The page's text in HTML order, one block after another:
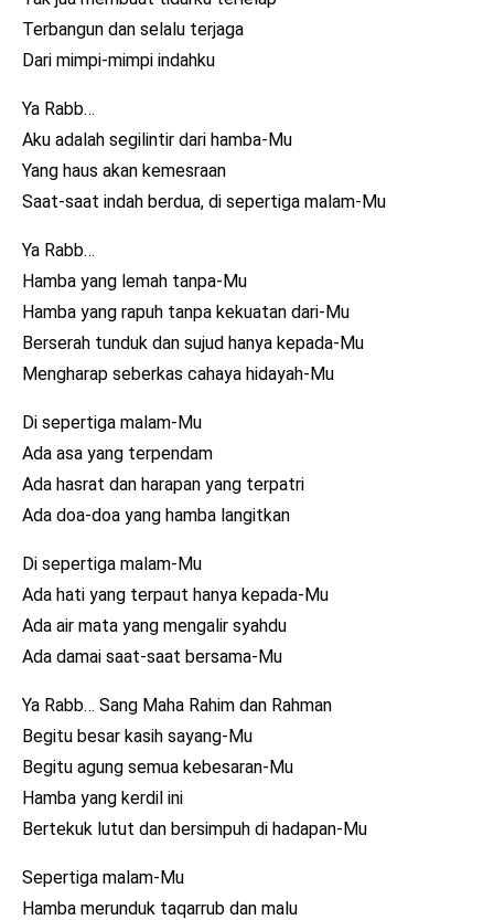
Terbangun dan selalu terjaga
Dari mimpi-mimpi indahku
Ya Rabb…
Aku adalah segilintir dari hamba-Mu
Yang haus akan kemesraan
Saat-saat indah berdua, di sepertiga malam-Mu
Ya Rabb…
Hamba yang lemah tanpa-Mu
Hamba yang rapuh tanpa kekuatan dari-Mu
Berserah tunduk dan sujud hanya kepada-Mu
Mengharap seberkas cahaya hidayah-Mu
Di sepertiga malam-Mu
Ada asa yang terpendam
Ada hasrat dan harapan yang terpatri
Ada doa-doa yang hamba langitkan
Di sepertiga malam-Mu
Ada hati yang terpaut hanya kepada-Mu
Ada air mata yang mengalir syahdu
Ada damai saat-saat bersama-Mu
Ya Rabb… Sang Maha Rahim dan Rahman
Begitu besar kasih sayang-Mu
Begitu agung semua kebesaran-Mu
Hamba yang kerdil ini
Bertekuk lutut dan bersimpuh di hadapan-Mu
Sepertiga malam-Mu
Hamba merunduk taqarrub dan malu